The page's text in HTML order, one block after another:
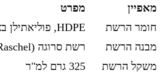
מאפיין
מפרט
חומר הרשת
HDPE, פוליאתילן בצפיפות גבוהה
מבנה הרשת
רשת סרוגה (Warp Knitted Raschel)
משקל הרשת
325 גרם למ"ר